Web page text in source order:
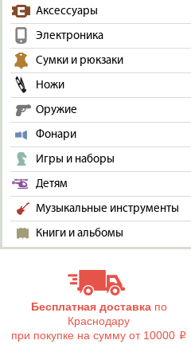
Аксессуары
Электроника
Сумки и рюкзаки
Ножи
Оружие
Фонари
Игры и наборы
Детям
Музыкальные инструменты
Книги и альбомы
Бесплатная доставкапо
Краснодару
при покупке на сумму от 10000 i